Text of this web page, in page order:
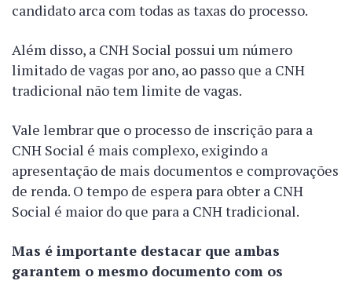
candidato arca com todas as taxas do processo.
Além disso, a CNH Social possui um número
limitado de vagas por ano, ao passo que a CNH
tradicional não tem limite de vagas.
Vale lembrar que o processo de inscrição para a
CNH Social é mais complexo, exigindo a
apresentação de mais documentos e comprovações
de renda. O tempo de espera para obter a CNH
Social é maior do que para a CNH tradicional.
Mas é importante destacar que ambas
garantem o mesmo documento com os